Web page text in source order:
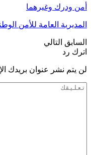
أمن ودرك وغيرهما
المديرية العامة للأمن
السابق التالي
اترك رد
لن يتم نشر عنوان بريدك